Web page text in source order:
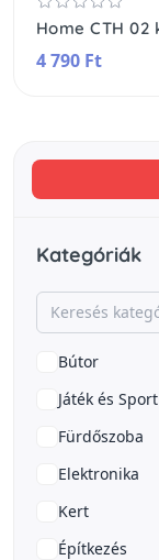
Kategóriák
Bútor
Játék és Sport
Fürdőszoba
Elektronika
Kert
Építkezés
4 790 Ft